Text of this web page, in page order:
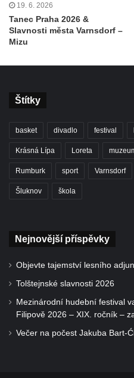
19. 6. 2026
Tanec Praha 2026 &
Slavnosti města Varnsdorf –
Mizu
Štítky
basket divadlo festival
Krásná Lípa Loreta
Rumburk sport Varnsdorf
Šluknov škola
Nejnovější příspěvky
Objevte tajemství lesního
Tolštejnské slavnosti 2026
Mezinárodní hudební festival
Filipově 2026 – XIX. ročník –
Večer na počest Jakuba Bart-